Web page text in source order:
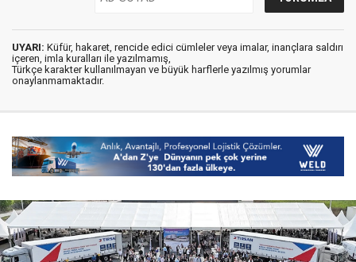
UYARI: Küfür, hakaret, rencide edici cümleler veya imalar, inançlara saldırı
içeren, imla kuralları ile yazılmamış,
Türkçe karakter kullanılmayan ve büyük harflerle yazılmış yorumlar
onaylanmamaktadır.